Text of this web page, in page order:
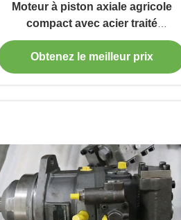
Moteur à piston axiale agricole
compact avec acier traité
thermiquement pour hydraulique
mobile
Obtenez le meilleur prix